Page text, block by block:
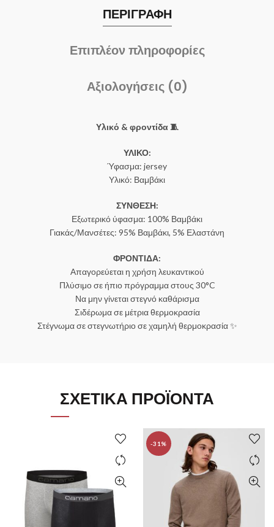
ΠΕΡΙΓΡΑΦΗ
Επιπλέον πληροφορίες
Αξιολογήσεις (0)
Υλικό & φροντίδα 🧵
ΥΛΙΚΟ:
Ύφασμα: jersey
Υλικό: Βαμβάκι
ΣΥΝΘΕΣΗ:
Εξωτερικό ύφασμα: 100% Βαμβάκι
Γιακάς/Μανσέτες: 95% Βαμβάκι, 5% Ελαστάνη
ΦΡΟΝΤΙΔΑ:
Απαγορεύεται η χρήση λευκαντικού
Πλύσιμο σε ήπιο πρόγραμμα στους 30°C
Να μην γίνεται στεγνό καθάρισμα
Σιδέρωμα σε μέτρια θερμοκρασία
Στέγνωμα σε στεγνωτήριο σε χαμηλή θερμοκρασία ✨
ΣΧΕΤΙΚΆ ΠΡΟΪΌΝΤΑ
-31%